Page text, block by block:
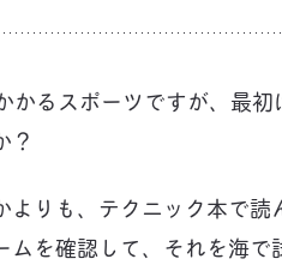
るスポーツですが、最初
？
りも、テクニック本で読
ムを確認して、それを海で